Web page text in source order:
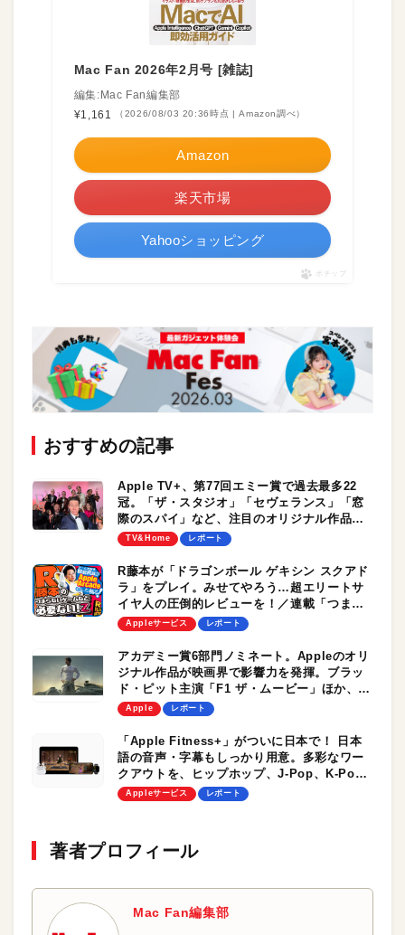
Mac Fan 2026年2月号 [雑誌]
編集:Mac Fan編集部
¥1,161
（2026/08/03 20:36時点 | Amazon調べ）
Amazon
楽天市場
Yahooショッピング
ポチップ
おすすめの記事
Apple TV+、第77回エミー賞で過去最多22
冠。「ザ・スタジオ」「セヴェランス」「窓
際のスパイ」など、注目のオリジナル作品が
盛りだくさん！
TV&Home レポート
R藤本が「ドラゴンボール ゲキシン スクアド
ラ」をプレイ。みせてやろう…超エリートサ
イヤ人の圧倒的レビューを！／連載「つまら
ないゲームなど必要ない！Z」
Appleサービス レポート
アカデミー賞6部門ノミネート。Appleのオリ
ジナル作品が映画界で影響力を発揮。ブラッ
ド・ピット主演「F1 ザ・ムービー」ほか、注
目作が続々
Apple レポート
「Apple Fitness+」がついに日本で！ 日本
語の音声・字幕もしっかり用意。多彩なワー
クアウトを、ヒップホップ、J-Pop、K-Pop
をBGMに楽しもう！
Appleサービス レポート
著者プロフィール
Mac Fan編集部